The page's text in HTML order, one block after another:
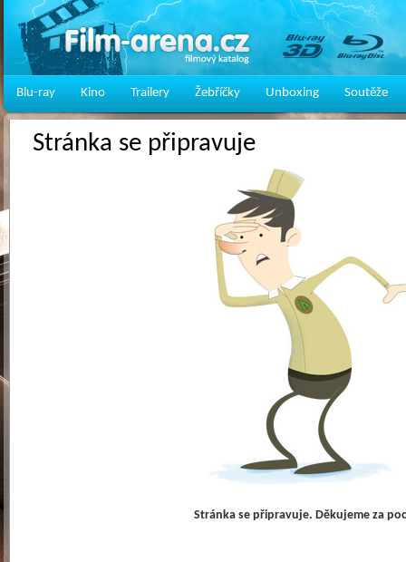
Blu-ray Kino Trailery Žebříčky Unboxing Soutěže
Stránka se připravuje
Stránka se připravuje. Děkujeme za